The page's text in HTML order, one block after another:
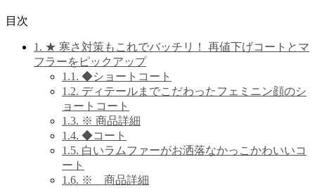
目次
1. ★ 寒さ対策もこれでバッチリ！ 再値下げコートとマ
フラーをピックアップ
1.1. ◆ショートコート
1.2. ディテールまでこだわったフェミニン顔のシ
ョートコート
1.3. ※ 商品詳細
1.4. ◆コート
1.5. 白いラムファーがお洒落なかっこかわいいコ
ート
1.6. ※ 商品詳細